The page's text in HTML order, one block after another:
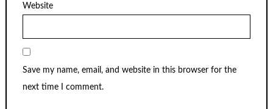
Website
Save my name, email, and website in this browser for the
next time I comment.